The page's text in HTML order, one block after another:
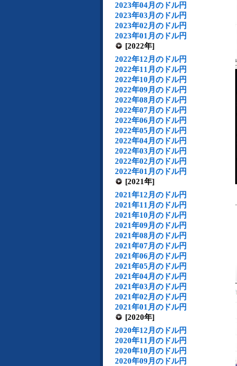
2023年04月のドル円
2023年03月のドル円
2023年02月のドル円
2023年01月のドル円
[2022年]
2022年12月のドル円
2022年11月のドル円
2022年10月のドル円
2022年09月のドル円
2022年08月のドル円
2022年07月のドル円
2022年06月のドル円
2022年05月のドル円
2022年04月のドル円
2022年03月のドル円
2022年02月のドル円
2022年01月のドル円
[2021年]
2021年12月のドル円
2021年11月のドル円
2021年10月のドル円
2021年09月のドル円
2021年08月のドル円
2021年07月のドル円
2021年06月のドル円
2021年05月のドル円
2021年04月のドル円
2021年03月のドル円
2021年02月のドル円
2021年01月のドル円
[2020年]
2020年12月のドル円
2020年11月のドル円
2020年10月のドル円
2020年09月のドル円